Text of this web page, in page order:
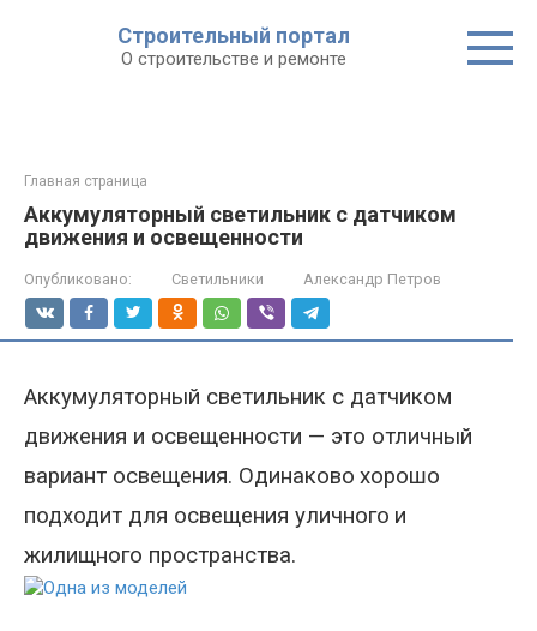
Строительный портал
О строительстве и ремонте
Главная страница
Аккумуляторный светильник с датчиком
движения и освещенности
Опубликовано: Светильники Александр Петров
Аккумуляторный светильник с датчиком
движения и освещенности — это отличный
вариант освещения. Одинаково хорошо
подходит для освещения уличного и
жилищного пространства.